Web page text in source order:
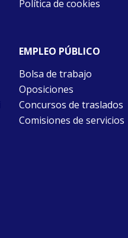
Política de cookies
EMPLEO PÚBLICO
Bolsa de trabajo
Oposiciones
Concursos de traslados
Comisiones de servicios